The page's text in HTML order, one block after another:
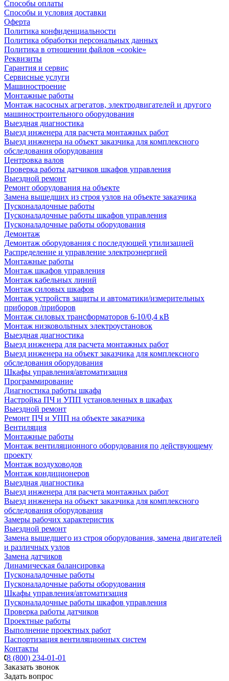
Способы оплаты
Способы и условия доставки
Оферта
Политика конфиденциальности
Политика обработки персональных данных
Политика в отношении файлов «cookie»
Реквизиты
Гарантия и сервис
Сервисные услуги
Машиностроение
Монтажные работы
Монтаж насосных агрегатов, электродвигателей и другого
машиностроительного оборудования
Выездная диагностика
Выезд инженера для расчета монтажных работ
Выезд инженера на объект заказчика для комплексного
обследования оборудования
Центровка валов
Проверка работы датчиков шкафов управления
Выездной ремонт
Ремонт оборудования на объекте
Замена вышедших из строя узлов на объекте заказчика
Пусконаладочные работы
Пусконаладочные работы шкафов управления
Пусконаладочные работы оборудования
Демонтаж
Демонтаж оборудования с последующей утилизацией
Распределение и управление электроэнергией
Монтажные работы
Монтаж шкафов управления
Монтаж кабельных линий
Монтаж силовых шкафов
Монтаж устройств защиты и автоматики/измерительных
приборов /приборов
Монтаж силовых трансформаторов 6-10/0,4 кВ
Монтаж низковольтных электроустановок
Выездная диагностика
Выезд инженера для расчета монтажных работ
Выезд инженера на объект заказчика для комплексного
обследования оборудования
Шкафы управления/автоматизация
Программирование
Диагностика работы шкафа
Настройка ПЧ и УПП установленных в шкафах
Выездной ремонт
Ремонт ПЧ и УПП на объекте заказчика
Вентиляция
Монтажные работы
Монтаж вентиляционного оборудования по действующему
проекту
Монтаж воздуховодов
Монтаж кондиционеров
Выездная диагностика
Выезд инженера для расчета монтажных работ
Выезд инженера на объект заказчика для комплексного
обследования оборудования
Замеры рабочих характеристик
Выездной ремонт
Замена вышедшего из строя оборудования, замена двигателей
и различных узлов
Замена датчиков
Динамическая балансировка
Пусконаладочные работы
Пусконаладочные работы оборудования
Шкафы управления/автоматизация
Пусконаладочные работы шкафов управления
Проверка работы датчиков
Проектные работы
Выполнение проектных работ
Паспортизация вентиляционных систем
Контакты
8 (800) 234-01-01
Заказать звонок
Задать вопрос